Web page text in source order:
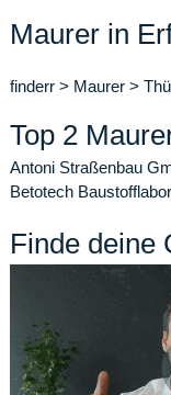
Maurer in
finderr > Maurer >
Top 2
Antoni Straßenbau
Betotech
Finde deine